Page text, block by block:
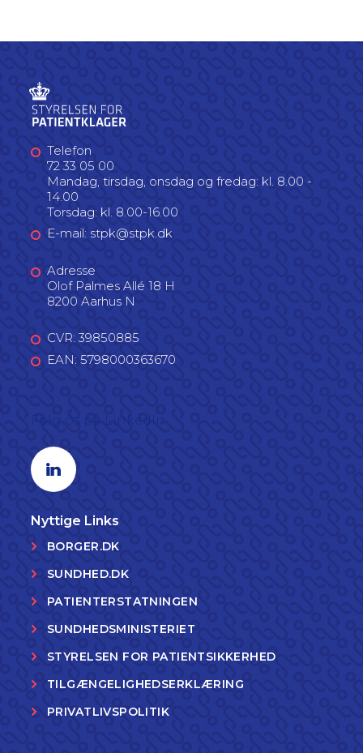
Telefon
72 33 05 00
Mandag, tirsdag, onsdag og fredag: kl. 8.00 -
14.00
Torsdag: kl. 8.00-16.00
E-mail: stpk@stpk.dk
Adresse
Olof Palmes Allé 18 H
8200 Aarhus N
CVR: 39850885
EAN: 5798000363670
Linkedin profil
Nyttige Links
BORGER.DK
SUNDHED.DK
PATIENTERSTATNINGEN
SUNDHEDSMINISTERIET
STYRELSEN FOR PATIENTSIKKERHED
TILGÆNGELIGHEDSERKLÆRING
PRIVATLIVSPOLITIK